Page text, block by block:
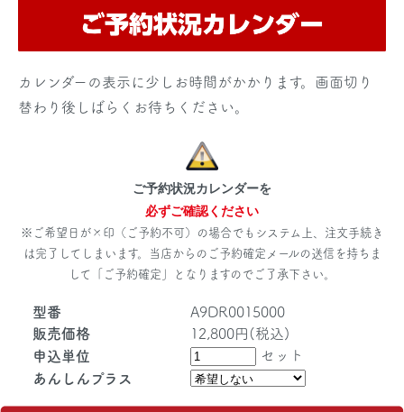
カレンダーの表示に少しお時間がかかります。画面切り
替わり後しばらくお待ちください。
ご予約状況カレンダーを
必ずご確認ください
※ご希望日が×印（ご予約不可）の場合でもシステム上、注文手続き
は完了してしまいます。当店からのご予約確定メールの送信を持ちま
して「ご予約確定」となりますのでご了承下さい。
型番
A9DR0015000
販売価格
12,800円(税込)
申込単位
セット
あんしんプラス